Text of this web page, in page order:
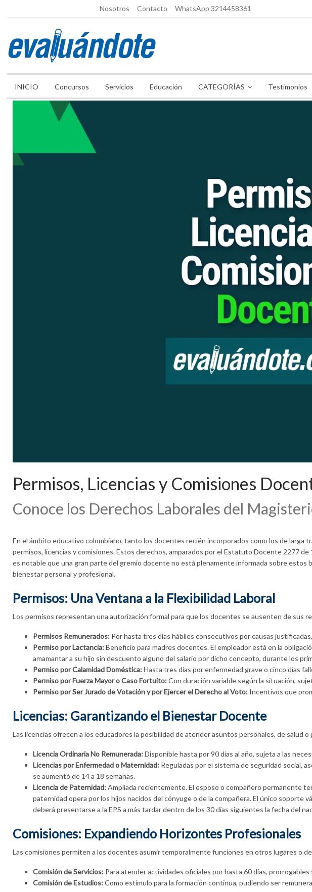
Nosotros Contacto WhatsApp 3214458361
INICIO Concursos Servicios Educación CATEGORÍAS Testimonios
Permisos, Licencias y Comisiones
Conoce los Derechos Laborales del
En el ámbito educativo colombiano, tanto los docentes recién incorporados como los de
permisos, licencias y comisiones. Estos derechos, amparados por el Estatuto Docente 2277 de
es notable que una gran parte del gremio docente no está plenamente informada sobre
bienestar personal y profesional.
Permisos: Una Ventana a la Flexibilidad Laboral
Los permisos representan una autorización formal para que los docentes se ausenten de sus
Permisos Remunerados: Por hasta tres días hábiles consecutivos por causas
Permiso por Lactancia:Beneficio para madres docentes. El empleador está en la
amamantar a su hijo sin descuento alguno del salario por dicho concepto, durante los
Permiso por Calamidad Doméstica:Hasta tres días por enfermedad grave o cinco días
Permiso por Fuerza Mayor o Caso Fortuito:Con duración variable según la situación,
Permiso por Ser Jurado de Votación y por Ejercer el Derecho al Voto: Incentivos que
Licencias: Garantizando el Bienestar Docente
Las licencias ofrecen a los educadores la posibilidad de atender asuntos personales, de
Licencia Ordinaria No Remunerada:Disponible hasta por 90 días al año, sujeta a las
Licencias por Enfermedad o Maternidad: Reguladas por el sistema de seguridad social,
se aumentó de 14 a 18 semanas.
Licencia de Paternidad:Ampliada recientemente. El esposo o compañero permanente
paternidad opera por los hijos nacidos del cónyuge o de la compañera. El único soporte
deberá presentarse a la EPS a más tardar dentro de los 30 días siguientes la fecha del
Comisiones: Expandiendo Horizontes Profesionales
Las comisiones permiten a los docentes asumir temporalmente funciones en otros lugares o
Comisión de Servicios: Para atender actividades oficiales por hasta 60 días, prorrogables
Comisión de Estudios:Como estímulo para la formación continua, pudiendo ser